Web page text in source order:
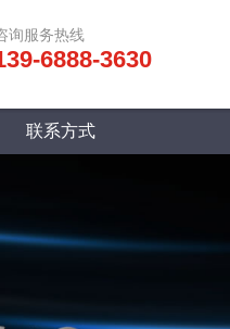
询服务热线
6888-3630
联系方式